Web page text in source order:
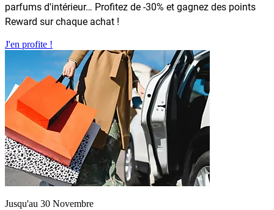
parfums d'intérieur… Profitez de -30% et gagnez des points
Reward sur chaque achat !
J'en profite !
Jusqu'au 30 Novembre